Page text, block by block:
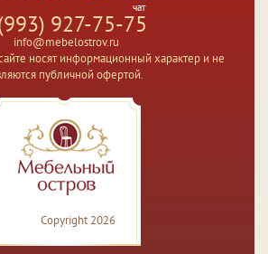
чат
927-75-75
info@mebelostrov.ru
носят информационный характер и не
публичной офертой.
Copyright 2026